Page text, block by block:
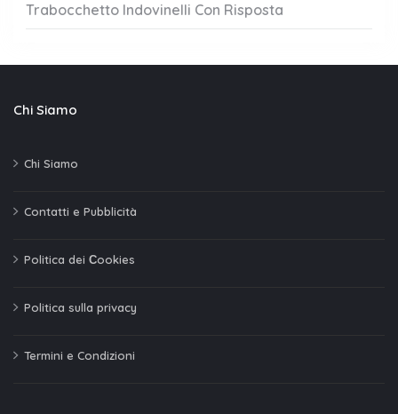
Trabocchetto Indovinelli Con Risposta
Chi Siamo
Chi Siamo
Contatti e Pubblicità
Politica dei Сookies
Politica sulla privacy
Termini e Condizioni